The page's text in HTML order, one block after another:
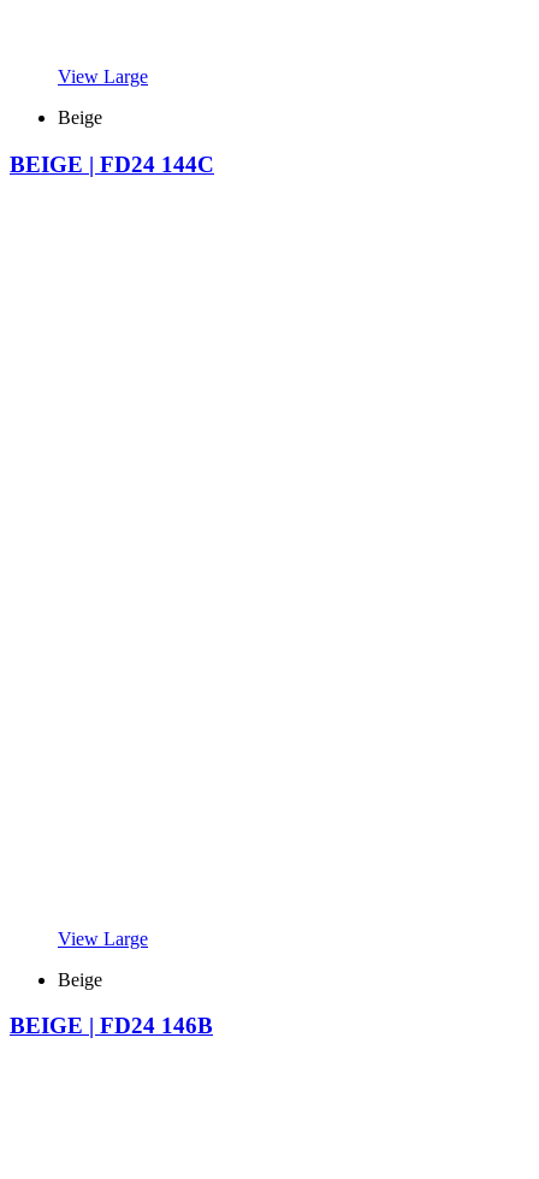
View Large
Beige
BEIGE | FD24 144C
View Large
Beige
BEIGE | FD24 146B